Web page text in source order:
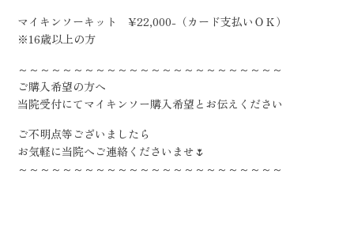
マイキンソーキット ¥22,000-（カード支払いＯＫ）
※16歳以上の方
～～～～～～～～～～～～～～～～～～～～～～～～
ご購入希望の方へ
当院受付にてマイキンソー購入希望とお伝えください
ご不明点等ございましたら
お気軽に当院へご連絡くださいませ🌷
～～～～～～～～～～～～～～～～～～～～～～～～